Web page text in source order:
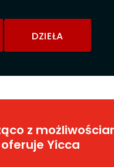
DZIEŁA
z
oferuje Yicca